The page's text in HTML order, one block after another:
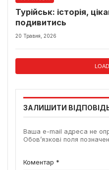
Турійськ: історія,
подивитись
20 Травня, 2026
ЗАЛИШИТИ
Ваша e-mail адреса не
Обов’язкові поля
Коментар *